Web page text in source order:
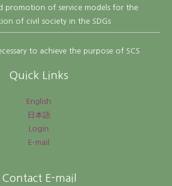
promotion of service models for the
of civil society in the SDGs
to achieve the purpose of SCS
Quick Links
English
日本語
Login
E-mail
Contact E-mail